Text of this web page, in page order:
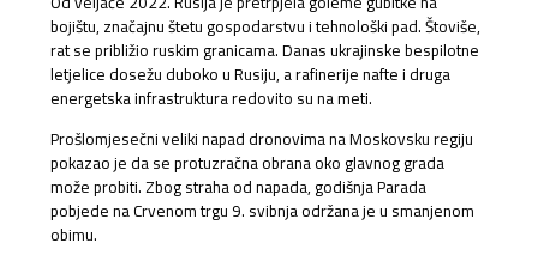
bojištu, značajnu štetu gospodarstvu i tehnološki pad. Štoviše,
rat se približio ruskim granicama. Danas ukrajinske bespilotne
letjelice dosežu duboko u Rusiju, a rafinerije nafte i druga
energetska infrastruktura redovito su na meti.
Prošlomjesečni veliki napad dronovima na Moskovsku regiju
pokazao je da se protuzračna obrana oko glavnog grada
može probiti. Zbog straha od napada, godišnja Parada
pobjede na Crvenom trgu 9. svibnja održana je u smanjenom
obimu.